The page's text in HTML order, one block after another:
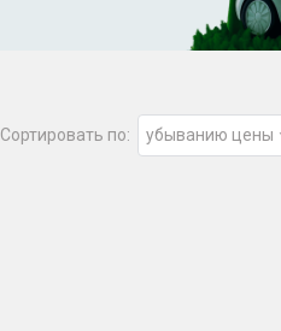
Сортировать по: убыванию цены